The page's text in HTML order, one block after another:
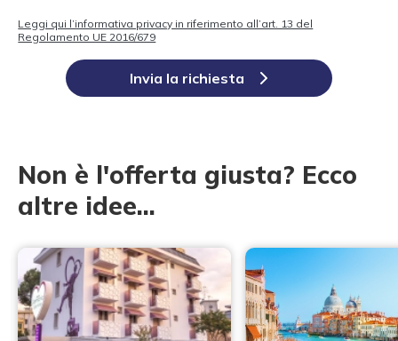
Leggi qui l’informativa privacy in riferimento all’art. 13 del
Regolamento UE 2016/679
Invia la richiesta
Non è l'offerta giusta? Ecco
altre idee...